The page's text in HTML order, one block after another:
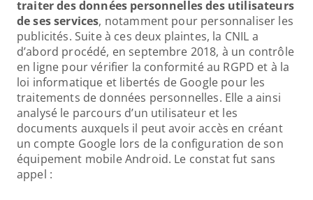
traiter des données personnelles des utilisateurs
de ses services, notamment pour personnaliser les
publicités. Suite à ces deux plaintes, la CNIL a
d’abord procédé, en septembre 2018, à un contrôle
en ligne pour vérifier la conformité au RGPD et à la
loi informatique et libertés de Google pour les
traitements de données personnelles. Elle a ainsi
analysé le parcours d’un utilisateur et les
documents auxquels il peut avoir accès en créant
un compte Google lors de la configuration de son
équipement mobile Android. Le constat fut sans
appel :